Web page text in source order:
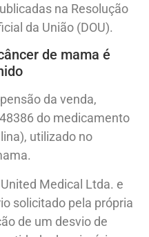
na Resolução
da União (DOU).
de mama é
da venda,
do medicamento
utilizado no
Medical Ltda. e
solicitado pela própria
de um desvio de